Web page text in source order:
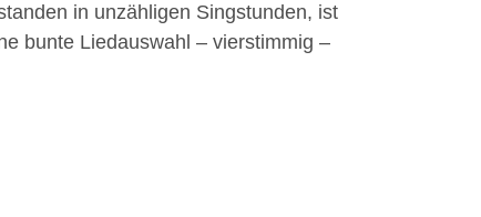
in unzähligen Singstunden, ist
bunte Liedauswahl – vierstimmig –